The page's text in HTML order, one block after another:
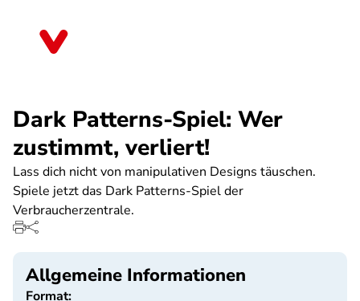
Dark Patterns-Spiel: Wer
zustimmt, verliert!
Lass dich nicht von manipulativen Designs täuschen.
Spiele jetzt das Dark Patterns-Spiel der
Verbraucherzentrale.
Allgemeine Informationen
Format: